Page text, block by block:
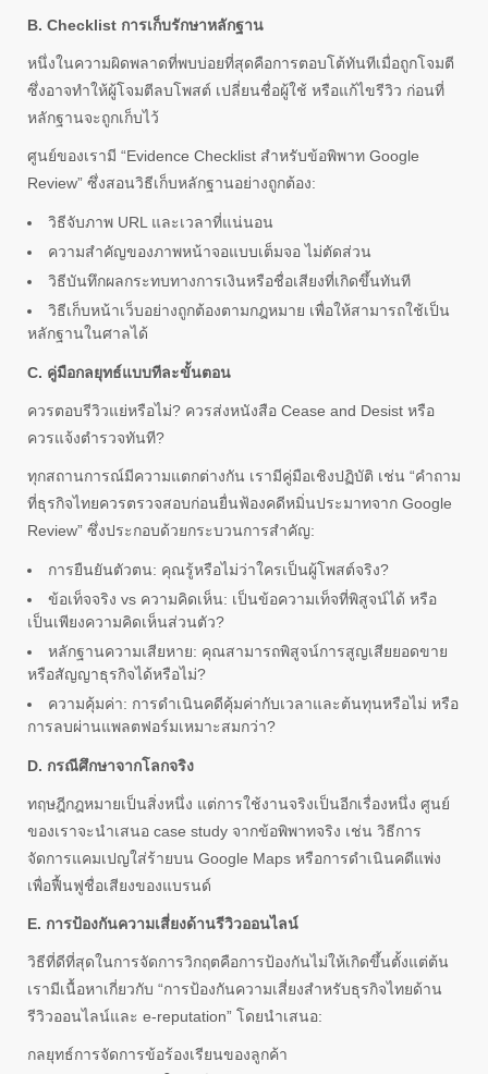
B. Checklist การเก็บรักษาหลักฐาน
หนึ่งในความผิดพลาดที่พบบ่อยที่สุดคือการตอบโต้ทันทีเมื่อถูกโจมตี
ซึ่งอาจทำให้ผู้โจมตีลบโพสต์ เปลี่ยนชื่อผู้ใช้ หรือแก้ไขรีวิว ก่อนที่
หลักฐานจะถูกเก็บไว้
ศูนย์ของเรามี “Evidence Checklist สำหรับข้อพิพาท Google
Review” ซึ่งสอนวิธีเก็บหลักฐานอย่างถูกต้อง:
วิธีจับภาพ URL และเวลาที่แน่นอน
ความสำคัญของภาพหน้าจอแบบเต็มจอ ไม่ตัดส่วน
วิธีบันทึกผลกระทบทางการเงินหรือชื่อเสียงที่เกิดขึ้นทันที
วิธีเก็บหน้าเว็บอย่างถูกต้องตามกฎหมาย เพื่อให้สามารถใช้เป็น
หลักฐานในศาลได้
C. คู่มือกลยุทธ์แบบทีละขั้นตอน
ควรตอบรีวิวแย่หรือไม่? ควรส่งหนังสือ Cease and Desist หรือ
ควรแจ้งตำรวจทันที?
ทุกสถานการณ์มีความแตกต่างกัน เรามีคู่มือเชิงปฏิบัติ เช่น “คำถาม
ที่ธุรกิจไทยควรตรวจสอบก่อนยื่นฟ้องคดีหมิ่นประมาทจาก Google
Review” ซึ่งประกอบด้วยกระบวนการสำคัญ:
การยืนยันตัวตน: คุณรู้หรือไม่ว่าใครเป็นผู้โพสต์จริง?
ข้อเท็จจริง vs ความคิดเห็น: เป็นข้อความเท็จที่พิสูจน์ได้ หรือ
เป็นเพียงความคิดเห็นส่วนตัว?
หลักฐานความเสียหาย: คุณสามารถพิสูจน์การสูญเสียยอดขาย
หรือสัญญาธุรกิจได้หรือไม่?
ความคุ้มค่า: การดำเนินคดีคุ้มค่ากับเวลาและต้นทุนหรือไม่ หรือ
การลบผ่านแพลตฟอร์มเหมาะสมกว่า?
D. กรณีศึกษาจากโลกจริง
ทฤษฎีกฎหมายเป็นสิ่งหนึ่ง แต่การใช้งานจริงเป็นอีกเรื่องหนึ่ง ศูนย์
ของเราจะนำเสนอ case study จากข้อพิพาทจริง เช่น วิธีการ
จัดการแคมเปญใส่ร้ายบน Google Maps หรือการดำเนินคดีแพ่ง
เพื่อฟื้นฟูชื่อเสียงของแบรนด์
E. การป้องกันความเสี่ยงด้านรีวิวออนไลน์
วิธีที่ดีที่สุดในการจัดการวิกฤตคือการป้องกันไม่ให้เกิดขึ้นตั้งแต่ต้น
เรามีเนื้อหาเกี่ยวกับ “การป้องกันความเสี่ยงสำหรับธุรกิจไทยด้าน
รีวิวออนไลน์และ e-reputation” โดยนำเสนอ:
กลยุทธ์การจัดการข้อร้องเรียนของลูกค้า